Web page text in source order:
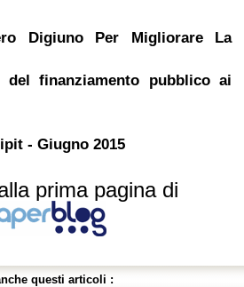
Digiuno Per Migliorare La
del finanziamento pubblico ai
- Giugno 2015
prima pagina di
questi articoli :